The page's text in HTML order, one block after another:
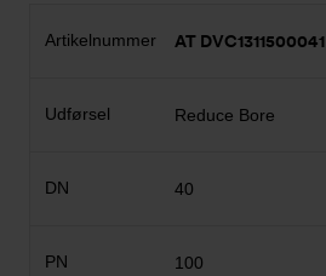
AT DVC1311500041
Reduce Bore
40
100